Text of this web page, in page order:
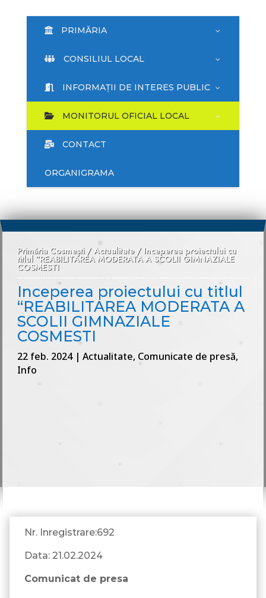
PRIMĂRIA
CONSILIUL LOCAL
INFORMAȚII DE INTERES PUBLIC
MONITORUL OFICIAL LOCAL
CONTACT
ORGANIGRAMA
Primăria Cosmești/ Actualitate/ Inceperea proiectului cu
titlul “REABILITAREA MODERATA A SCOLII GIMNAZIALE
COSMESTI
Inceperea proiectului cu titlul
“REABILITAREA MODERATA A
SCOLII GIMNAZIALE
COSMESTI
22 feb. 2024| Actualitate, Comunicate de presă,
Info
Nr. Inregistrare:692
Data: 21.02.2024
Comunicat de presa